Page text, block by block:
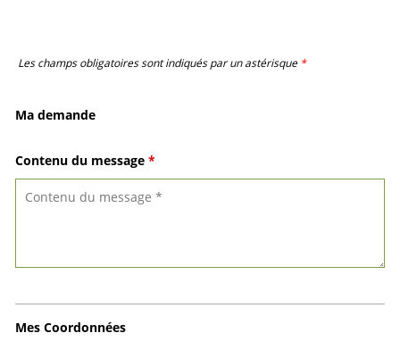
Les champs obligatoires sont indiqués par un astérisque *
Ma demande
Contenu du message *
Mes Coordonnées